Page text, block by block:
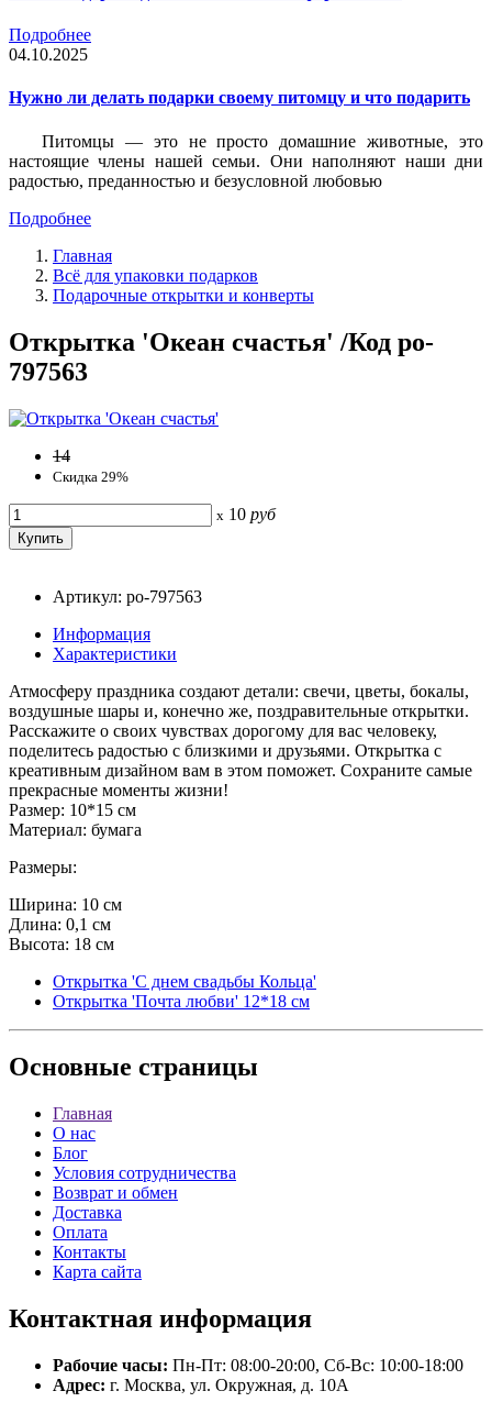
Подробнее
04.10.2025
Нужно ли делать подарки своему питомцу и что подарить
Питомцы — это не просто домашние животные, это
настоящие члены нашей семьи. Они наполняют наши дни
радостью, преданностью и безусловной любовью
Подробнее
Главная
Всё для упаковки подарков
Подарочные открытки и конверты
Открытка 'Океан счастья' /Код po-
797563
14
Скидка 29%
x 10 руб
Артикул: po-797563
Информация
Характеристики
Атмосферу праздника создают детали: свечи, цветы, бокалы,
воздушные шары и, конечно же, поздравительные открытки.
Расскажите о своих чувствах дорогому для вас человеку,
поделитесь радостью с близкими и друзьями. Открытка с
креативным дизайном вам в этом поможет. Сохраните самые
прекрасные моменты жизни!
Размер: 10*15 см
Материал: бумага
Размеры:
Ширина: 10 см
Длина: 0,1 см
Высота: 18 см
Открытка 'С днем свадьбы Кольца'
Открытка 'Почта любви' 12*18 см
Основные страницы
Главная
О нас
Блог
Условия сотрудничества
Возврат и обмен
Доставка
Оплата
Контакты
Карта сайта
Контактная информация
Рабочие часы: Пн-Пт: 08:00-20:00, Сб-Вс: 10:00-18:00
Адрес: г. Москва, ул. Окружная, д. 10А